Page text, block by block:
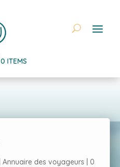
0 ITEMS
Annuaire des voyageurs
0